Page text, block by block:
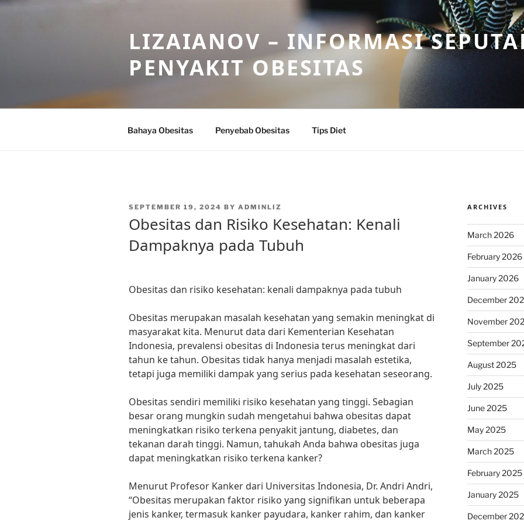
Skip
LIZAIANOV – INFORMASI
PENYAKIT OBESITAS
Bahaya Obesitas Penyebab Obesitas Tips Diet
POSTED
SEPTEMBER 19, 2024 BY ADMINLIZ
Obesitas dan Risiko Kesehatan: Kenali
Dampaknya pada Tubuh
Obesitas dan risiko kesehatan: kenali dampaknya pada tubuh
Obesitas merupakan masalah kesehatan yang semakin meningkat di
masyarakat kita. Menurut data dari Kementerian Kesehatan
Indonesia, prevalensi obesitas di Indonesia terus meningkat dari
tahun ke tahun. Obesitas tidak hanya menjadi masalah estetika,
tetapi juga memiliki dampak yang serius pada kesehatan seseorang.
Obesitas sendiri memiliki risiko kesehatan yang tinggi. Sebagian
besar orang mungkin sudah mengetahui bahwa obesitas dapat
meningkatkan risiko terkena penyakit jantung, diabetes, dan
tekanan darah tinggi. Namun, tahukah Anda bahwa obesitas juga
dapat meningkatkan risiko terkena kanker?
Menurut Profesor Kanker dari Universitas Indonesia, Dr. Andri Andri,
“Obesitas merupakan faktor risiko yang signifikan untuk beberapa
jenis kanker, termasuk kanker payudara, kanker rahim, dan kanker
ARCHIVES
March 2026
February 2026
January 2026
December
November
September
August 2025
July 2025
June 2025
May 2025
March 2025
February 2025
January 2025
December